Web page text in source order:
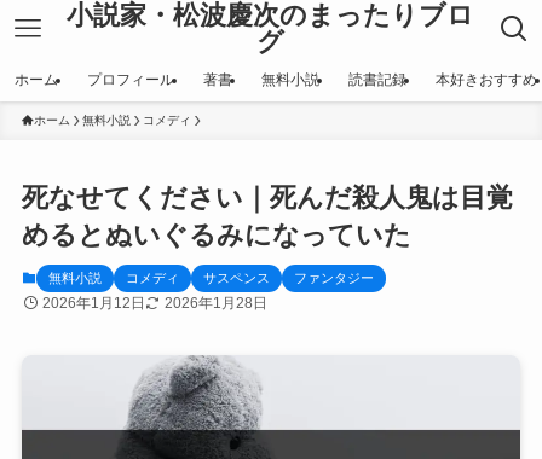
小説家・松波慶次のまったりブロ
グ
ホーム プロフィール 著書 無料小説 読書記録 本好きおすすめ
ホーム 無料小説 コメディ
死なせてください｜死んだ殺人鬼は目覚
めるとぬいぐるみになっていた
無料小説 コメディ サスペンス ファンタジー
2026年1月12日 2026年1月28日